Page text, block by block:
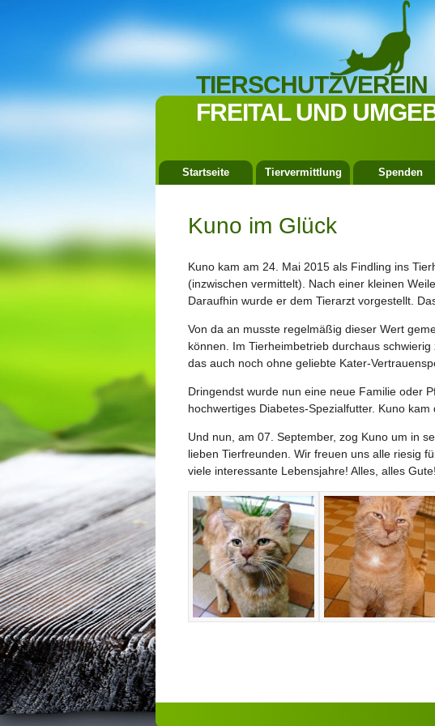
TIERSCHUTZVEREIN
FREITAL UND
Startseite Tiervermittlung Spenden
Kuno im Glück
Kuno kam am 24. Mai 2015 als Findling ins
(inzwischen vermittelt). Nach einer kleinen
Daraufhin wurde er dem Tierarzt vorgestellt.
Von da an musste regelmäßig dieser Wert
können. Im Tierheimbetrieb durchaus
das auch noch ohne geliebte Kater-
Dringendst wurde nun eine neue Familie oder
hochwertiges Diabetes-Spezialfutter. Kuno
Und nun, am 07. September, zog Kuno um in
lieben Tierfreunden. Wir freuen uns alle riesig
viele interessante Lebensjahre! Alles, alles Gute!